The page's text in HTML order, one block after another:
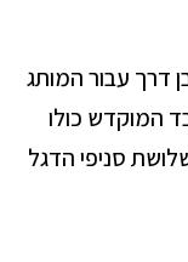
דרך עבור המותג
המוקדש כולו
סניפי הדגל